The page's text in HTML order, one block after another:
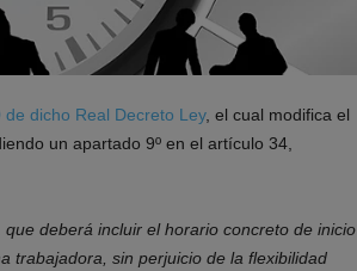
dicho Real Decreto Ley, el cual modifica el
un apartado 9º en el artículo 34,
deberá incluir el horario concreto de inicio
trabajadora, sin perjuicio de la flexibilidad